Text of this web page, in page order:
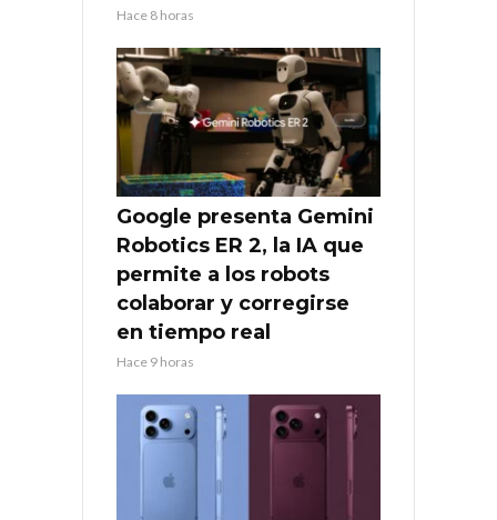
Hace 8 horas
Google presenta Gemini
Robotics ER 2, la IA que
permite a los robots
colaborar y corregirse
en tiempo real
Hace 9 horas